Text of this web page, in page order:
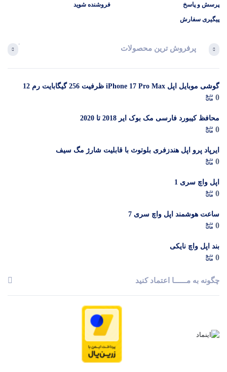
پرسش و پاسخ
پیگیری سفارش
فروشنده شوید
پرفروش ترین محصولات
گوشی موبایل اپل iPhone 17 Pro Max ظرفیت 256 گیگابایت رم 12
گیگابایت (ZAA) – Not Active رجیستر شده
0
محافظ کیبورد فارسی مک بوک ایر 2018 تا 2020
0
ایرپاد پرو اپل هندزفری بلوتوث با قابلیت شارژ مگ سیف
0
اپل واچ سری 1
0
ساعت هوشمند اپل واچ سری 7
0
بند اپل واچ نایکی
0
چگونه به مــــــا اعتماد کنید